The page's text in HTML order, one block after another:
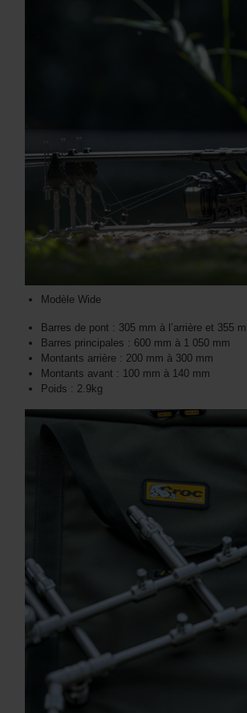
Modèle Wide
Barres de pont : 305 mm à l’arrière et 355
Barres principales : 600 mm à 1 050 mm
Montants arrière : 200 mm à 300 mm
Montants avant : 100 mm à 140 mm
Poids : 2.9kg